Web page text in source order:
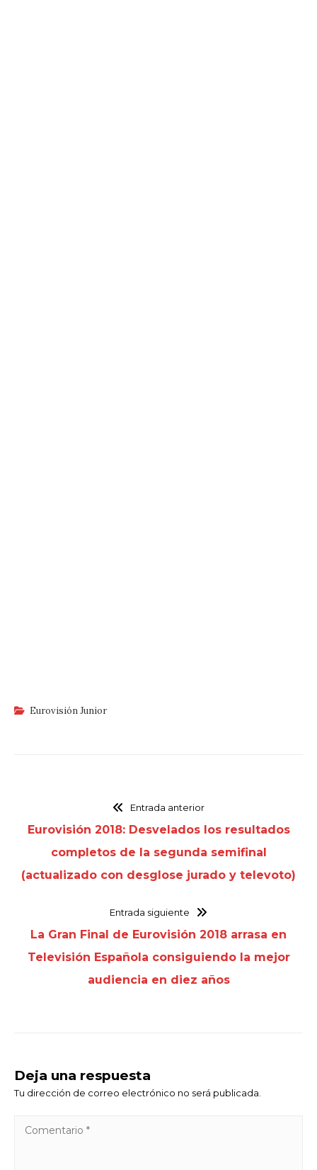
Eurovisión Junior
Entrada anterior
Eurovisión 2018: Desvelados los resultados
completos de la segunda semifinal
(actualizado con desglose jurado y televoto)
Entrada siguiente
La Gran Final de Eurovisión 2018 arrasa en
Televisión Española consiguiendo la mejor
audiencia en diez años
Deja una respuesta
Tu dirección de correo electrónico no será publicada.